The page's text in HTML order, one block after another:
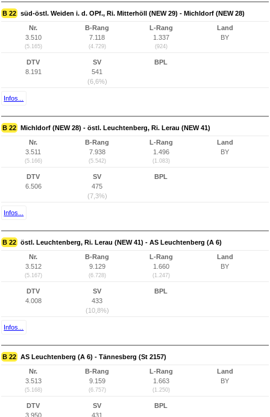
B 22 süd-östl. Weiden i. d. OPf., Ri. Mitterhöll (NEW 29) - Michldorf (NEW 28)
Nr.
3.510
(5.165)
B-Rang
7.118
(4.729)
L-Rang
1.337
(924)
Land
BY
DTV
8.191
SV
541
(6,6%)
BPL
Infos...
B 22 Michldorf (NEW 28) - östl. Leuchtenberg, Ri. Lerau (NEW 41)
Nr.
3.511
(5.166)
B-Rang
7.938
(5.542)
L-Rang
1.496
(1.083)
Land
BY
DTV
6.506
SV
475
(7,3%)
BPL
Infos...
B 22 östl. Leuchtenberg, Ri. Lerau (NEW 41) - AS Leuchtenberg (A 6)
Nr.
3.512
(5.167)
B-Rang
9.129
(6.728)
L-Rang
1.660
(1.247)
Land
BY
DTV
4.008
SV
433
(10,8%)
BPL
Infos...
B 22 AS Leuchtenberg (A 6) - Tännesberg (St 2157)
Nr.
3.513
(5.168)
B-Rang
9.159
(6.757)
L-Rang
1.663
(1.250)
Land
BY
DTV
3.950
SV
431
BPL